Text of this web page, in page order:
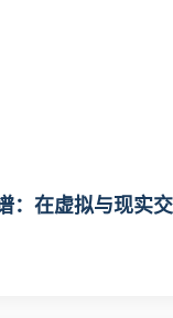
：在虚拟与现实